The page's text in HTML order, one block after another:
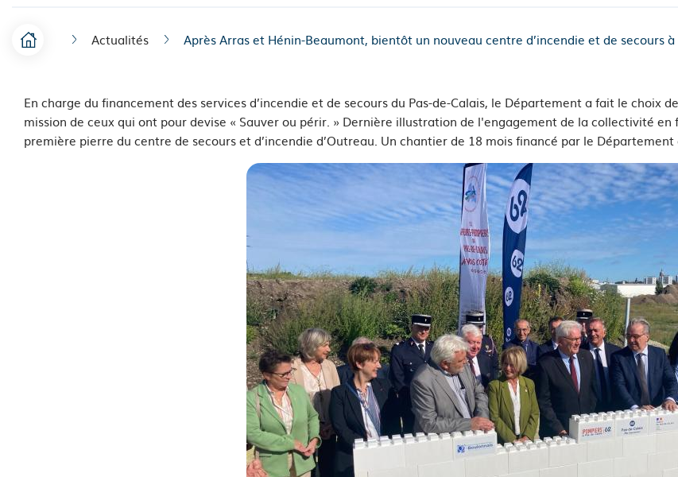
F
d
Accueil Actualités Après Arras et Hénin-Beaumont, bientôt un nouveau centre d’incendie et de secours
En charge du financement des services d’incendie et de secours du Pas-de-Calais, le Département a fait le choix
mission de ceux qui ont pour devise « Sauver ou périr. » Dernière illustration de l'engagement de la collectivité en
première pierre du centre de secours et d’incendie d’Outreau. Un chantier de 18 mois financé par le